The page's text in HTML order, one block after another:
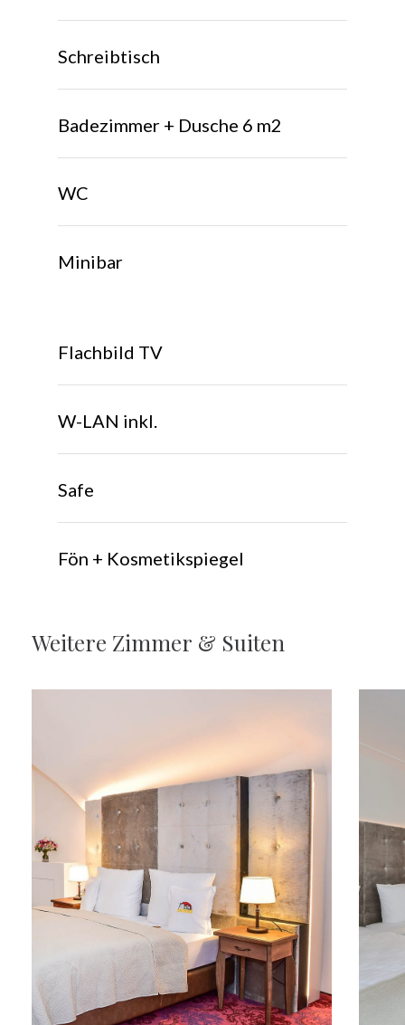
Schreibtisch
Badezimmer + Dusche 6 m2
WC
Minibar
Flachbild TV
W-LAN inkl.
Safe
Fön + Kosmetikspiegel
Weitere Zimmer & Suiten